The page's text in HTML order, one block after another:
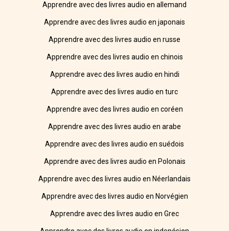
Apprendre avec des livres audio en allemand
Apprendre avec des livres audio en japonais
Apprendre avec des livres audio en russe
Apprendre avec des livres audio en chinois
Apprendre avec des livres audio en hindi
Apprendre avec des livres audio en turc
Apprendre avec des livres audio en coréen
Apprendre avec des livres audio en arabe
Apprendre avec des livres audio en suédois
Apprendre avec des livres audio en Polonais
Apprendre avec des livres audio en Néerlandais
Apprendre avec des livres audio en Norvégien
Apprendre avec des livres audio en Grec